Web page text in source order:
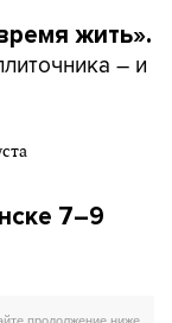
жить».
– и
7–9